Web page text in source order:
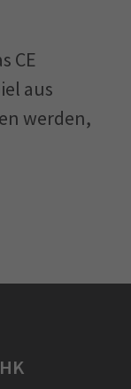
CE
aus
werden,